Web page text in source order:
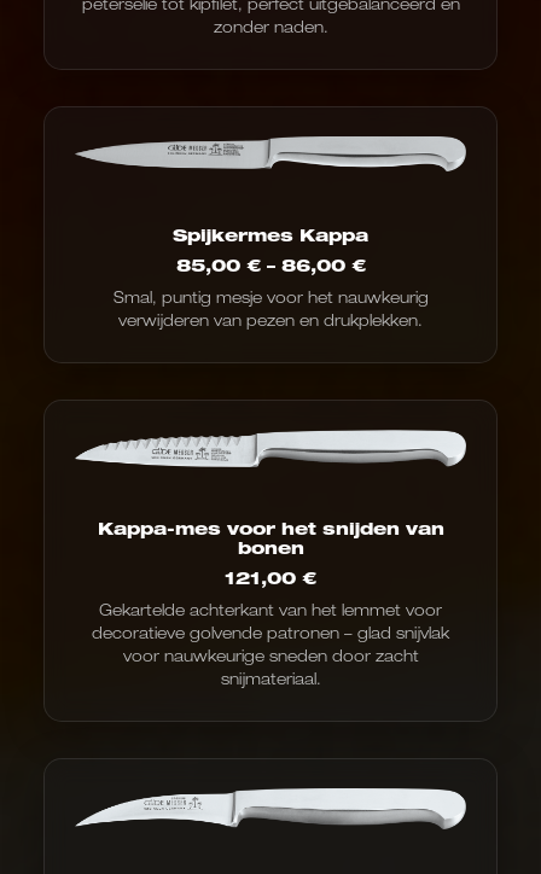
zonder naden.
Spijkermes Kappa
85,00 € – 86,00 €Prijsklasse:
€
tot
€
Smal, puntig mesje voor het nauwkeurig
verwijderen van pezen en drukplekken.
Kappa-mes voor het snijden van
bonen
121,00 €
Gekartelde achterkant van het lemmet voor
decoratieve golvende patronen – glad snijvlak
voor nauwkeurige sneden door zacht
snijmateriaal.